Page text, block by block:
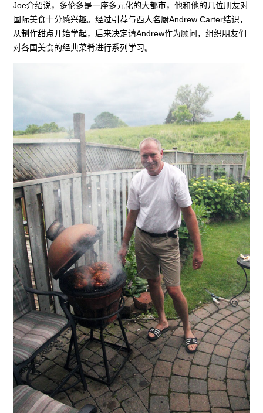
Joe介绍说，多伦多是一座多元化的大都市，他和他的几位朋友对
国际美食十分感兴趣。经过引荐与西人名厨Andrew Carter结识，
从制作甜点开始学起，后来决定请Andrew作为顾问，组织朋友们
对各国美食的经典菜肴进行系列学习。